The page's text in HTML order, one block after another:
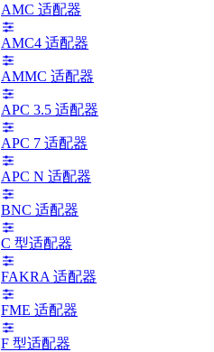
AMC 适配器
AMC4 适配器
AMMC 适配器
APC 3.5 适配器
APC 7 适配器
APC N 适配器
BNC 适配器
C 型适配器
FAKRA 适配器
FME 适配器
F 型适配器